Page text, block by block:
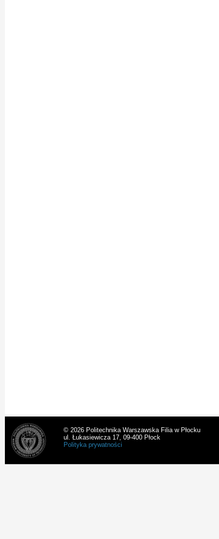
© 2026 Politechnika Warszawska Filia w Płocku
ul. Łukasiewicza 17, 09-400 Płock
Polityka prywatności